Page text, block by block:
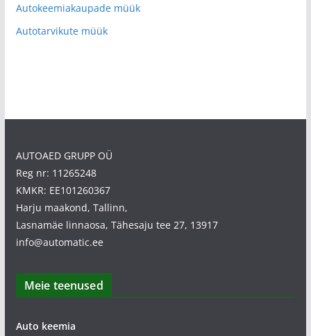
Autokeemiakaupade müük
Autotarvikute müük
AUTOAED GRUPP OÜ
Reg nr: 11265248
KMKR: EE101260367
Harju maakond, Tallinn,
Lasnamäe linnaosa, Tähesaju tee 27, 13917
info@automatic.ee
Meie teenused
Auto keemia